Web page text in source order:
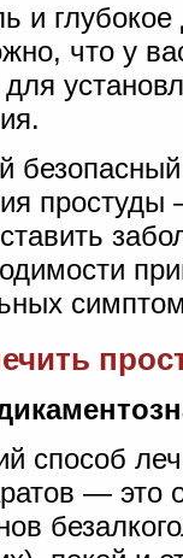
и
что у
для
простуды
способ
— это